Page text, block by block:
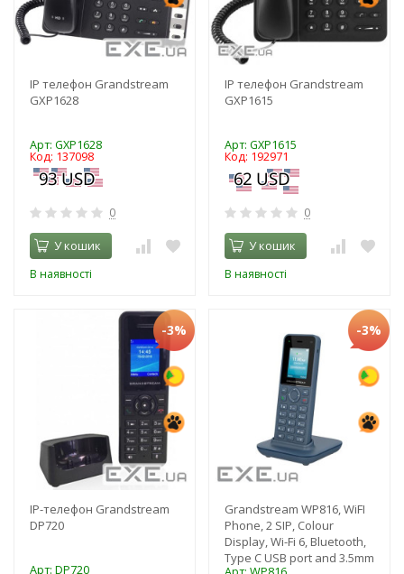
IP телефон Grandstream
GXP1628
Арт: GXP1628
Код: 137098
0
У кошик
В наявності
IP телефон Grandstream
GXP1615
Арт: GXP1615
Код: 192971
0
У кошик
В наявності
-3%
IP-телефон Grandstream
DP720
Арт: DP720
-3%
Grandstream WP816, WiFI
Phone, 2 SIP, Colour
Display, Wi-Fi 6, Bluetooth,
Type C USB port and 3.5mm